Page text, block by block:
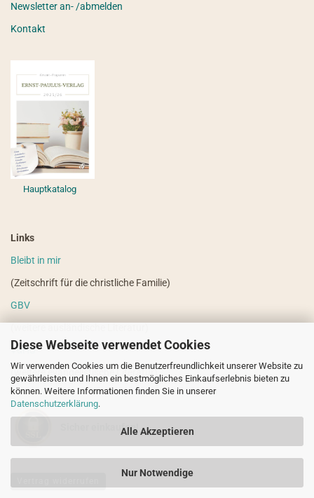
Diese Webseite verwendet Cookies
Wir verwenden Cookies um die Benutzerfreundlichkeit unserer Website zu
gewährleisten und Ihnen ein bestmögliches Einkaufserlebnis bieten zu
können. Weitere Informationen finden Sie in unserer
Datenschutzerklärung.
Alle Akzeptieren
Nur Notwendige
Newsletter an- /abmelden
Kontakt
Hauptkatalog
Links
Bleibt in mir
(Zeitschrift für die christliche Familie)
GBV
VdHS
(weitere evangelistische Literatur)
Sicher einkaufen!